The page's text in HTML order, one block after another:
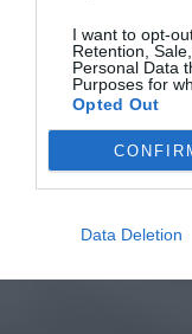
I want to opt-
Retention,
Personal Data
Purposes for
Opted Out
Data Deletion